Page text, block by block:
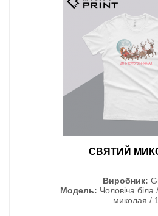
СВЯТИЙ
Виробник:
Модель: Чоловіча біла
миколая / 1